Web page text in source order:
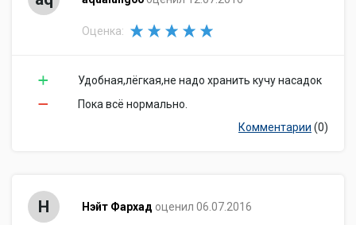
Оценка:
Удобная,лёгкая,не надо хранить кучу насадок
Пока всё нормально.
Комментарии (0)
Н Нэйт Фархад оценил 06.07.2016